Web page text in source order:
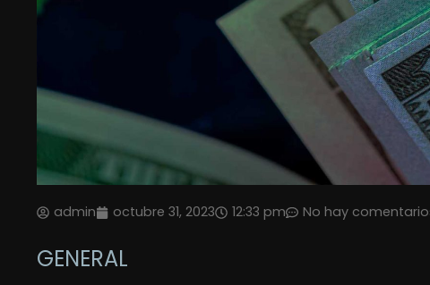
admin octubre 31, 2023 12:33 pm No hay
GENERAL